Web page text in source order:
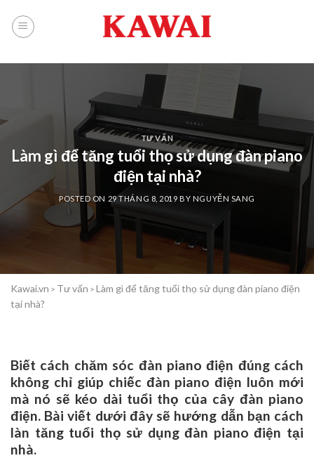
TƯ VẤN
Làm gì để tăng tuổi thọ sử dụng đàn piano
điện tại nhà?
POSTED ON 29 THÁNG 8, 2019 BY NGUYỄN SANG
Kawai.vn > Tư vấn > Làm gì để tăng tuổi thọ sử dụng đàn piano điện
tại nhà?
Biết cách chăm sóc đàn piano điện đúng cách
không chỉ giúp chiếc đàn piano điện luôn mới
mà nó sẽ kéo dài tuổi thọ của cây đàn piano
điện. Bài viết dưới đây sẽ hướng dẫn bạn cách
làn tăng tuổi thọ sử dụng đàn piano điện tại
nhà.